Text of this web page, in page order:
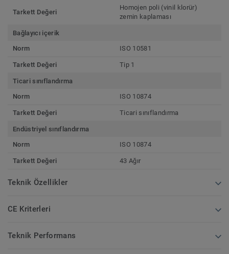
Tarkett Değeri
Homojen poli (vinil klorür)
zemin kaplaması
Bağlayıcı içerik
Norm
ISO 10581
Tarkett Değeri Tip 1
Ticari sınıflandırma
Norm
ISO 10874
Tarkett Değeri Ticari sınıflandırma
Endüstriyel sınıflandırma
Norm
ISO 10874
Tarkett Değeri 43 Ağır
Teknik Özellikler
CE Kriterleri
Teknik Performans